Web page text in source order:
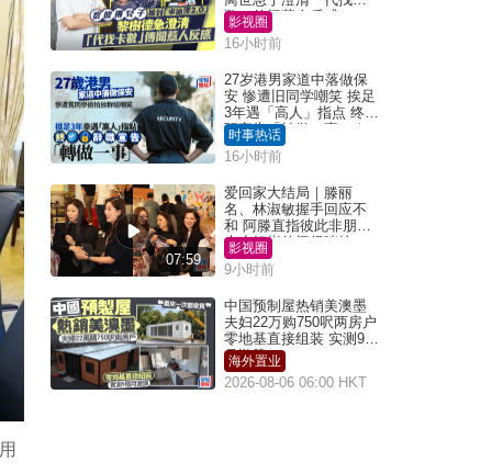
数」传闻惹人反感
影视圈
16小时前
27岁港男家道中落做保
安 惨遭旧同学嘲笑 挨足
3年遇「高人」指点 终辞
职宣告「转做一事」｜
Juicy叮
时事热话
16小时前
07:59
爱回家大结局｜滕丽
名、林淑敏握手回应不
和 阿滕直指彼此非朋友
大小姐指传闻得啖笑
影视圈
9小时前
中国预制屋热销美澳墨
夫妇22万购750呎两房户
零地基直接组装 实测9个
月激赞
海外置业
2026-08-06 06:00 HKT